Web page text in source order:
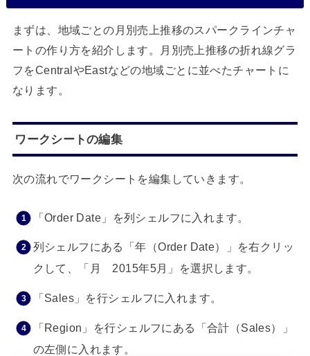
まずは、地域ごとの月別売上推移のスパークラインチャ
ートの作り方を紹介します。月別売上推移の折れ線グラ
フをCentralやEastなどの地域ごとに並べたチャートに
なります。
ワークシートの編集
次の流れでワークシートを編集していきます。
「Order Date」を列シェルフに入れます。
列シェルフにある「年（Order Date）」を右クリッ
クして、「月 2015年5月」を選択します。
「Sales」を行シェルフに入れます。
「Region」を行シェルフにある「合計（Sales）」
の左側に入れます。